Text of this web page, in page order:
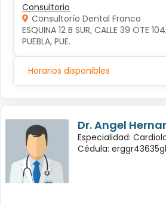
Consultorio
Consultorío Dental Franco
ESQUINA 12 B SUR, CALLE 39 OTE
PUEBLA, PUE.
Horarios disponibles
Dr. Angel
Especialidad:
Cédula: